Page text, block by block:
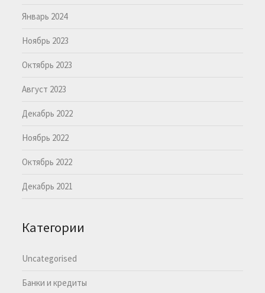
Январь 2024
Ноябрь 2023
Октябрь 2023
Август 2023
Декабрь 2022
Ноябрь 2022
Октябрь 2022
Декабрь 2021
Категории
Uncategorised
Банки и кредиты